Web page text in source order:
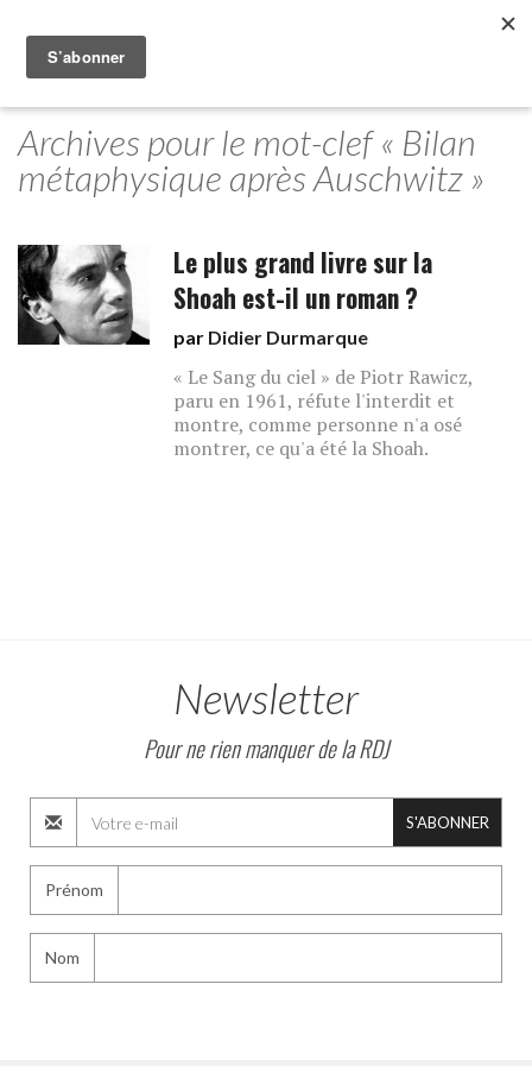
Archives pour le mot-clef « Bilan
métaphysique après Auschwitz »
Le plus grand livre sur la
Shoah est-il un roman ?
par Didier Durmarque
« Le Sang du ciel » de Piotr Rawicz,
paru en 1961, réfute l'interdit et
montre, comme personne n'a osé
montrer, ce qu'a été la Shoah.
Newsletter
Pour ne rien manquer de la RDJ
S'ABONNER
Prénom
Nom